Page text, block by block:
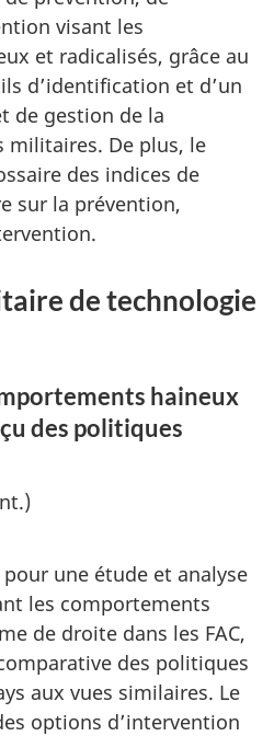
visant les
et radicalisés, grâce au
d’identification et d’un
de gestion de la
militaires. De plus, le
des indices de
sur la prévention,
de technologie
haineux
des politiques
une étude et analyse
les comportements
de droite dans les FAC,
des politiques
aux vues similaires. Le
options d’intervention